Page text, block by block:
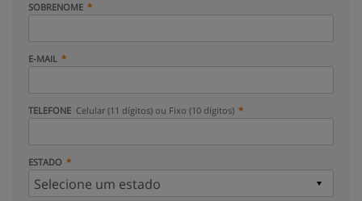
SOBRENOME
E-MAIL
TELEFONE Celular (11 dígitos) ou Fixo (10 dígitos)
ESTADO